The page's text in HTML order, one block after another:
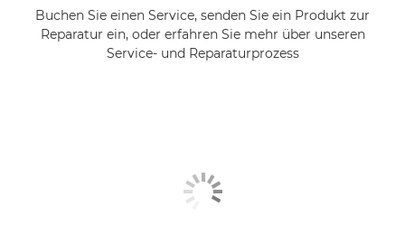
Buchen Sie einen Service, senden Sie ein Produkt zur
Reparatur ein, oder erfahren Sie mehr über unseren
Service- und Reparaturprozess